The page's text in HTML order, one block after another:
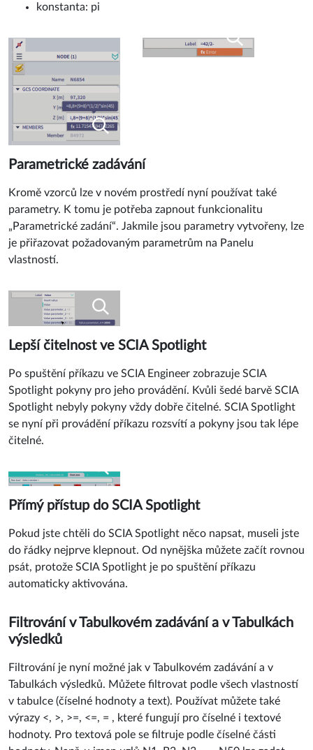
konstanta: pi
Parametrické zadávání
Kromě vzorců lze v novém prostředí nyní používat také
parametry. K tomu je potřeba zapnout funkcionalitu
„Parametrické zadání“. Jakmile jsou parametry vytvořeny, lze
je přiřazovat požadovaným parametrům na Panelu
vlastností.
Lepší čitelnost ve SCIA Spotlight
Po spuštění příkazu ve SCIA Engineer zobrazuje SCIA
Spotlight pokyny pro jeho provádění. Kvůli šedé barvě SCIA
Spotlight nebyly pokyny vždy dobře čitelné. SCIA Spotlight
se nyní při provádění příkazu rozsvítí a pokyny jsou tak lépe
čitelné.
Přímý přístup do SCIA Spotlight
Pokud jste chtěli do SCIA Spotlight něco napsat, museli jste
do řádky nejprve klepnout. Od nynějška můžete začít rovnou
psát, protože SCIA Spotlight je po spuštění příkazu
automaticky aktivována.
Filtrování v Tabulkovém zadávání a v Tabulkách
výsledků
Filtrování je nyní možné jak v Tabulkovém zadávání a v
Tabulkách výsledků. Můžete filtrovat podle všech vlastností
v tabulce (číselné hodnoty a text). Používat můžete také
výrazy <, >, >=, <=, = , které fungují pro číselné i textové
hodnoty. Pro textová pole se filtruje podle číselné části